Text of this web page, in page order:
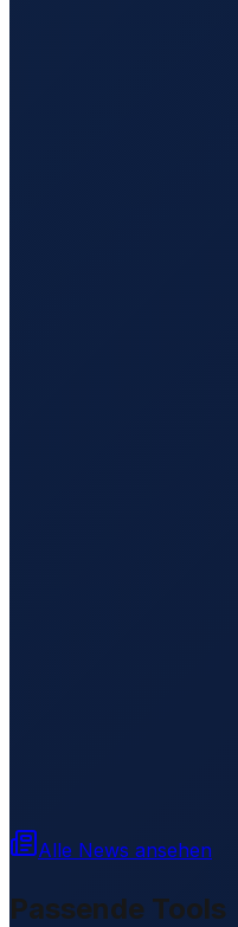
Alle News ansehen
Passende Tools